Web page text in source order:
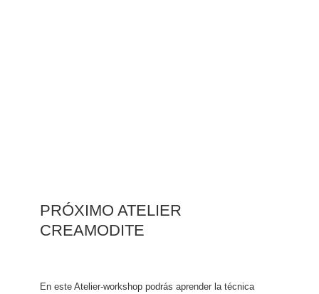
PRÓXIMO ATELIER
CREAMODITE
En este Atelier-workshop podrás aprender la técnica